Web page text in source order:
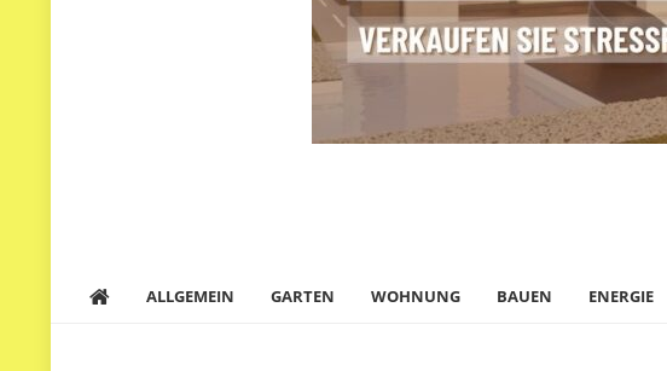
ALLGEMEIN GARTEN WOHNUNG BAUEN ENERGIE